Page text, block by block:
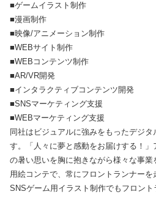
■ゲームイラスト制作
■漫画制作
■映像/アニメーション制作
■WEBサイト制作
■WEBコンテンツ制作
■AR/VR開発
■インタラクティブコンテンツ開発
■SNSマーケティング支援
■WEBマーケティング支援
同社はビジュアルに強みをもったデジ
す。「人々に夢と感動をお届けする！」
の暑い思いを胸に抱きながら様々な事
用絵コンテで、常にフロントランナーを
SNSゲーム用イラスト制作でもフロン